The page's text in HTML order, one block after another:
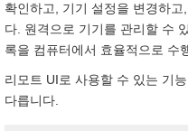
확인하고, 기기 설정을 변경하
다. 원격으로 기기를 관리할 수
록을 컴퓨터에서 효율적으로 수
리모트 UI로 사용할 수 있는 기
다릅니다.